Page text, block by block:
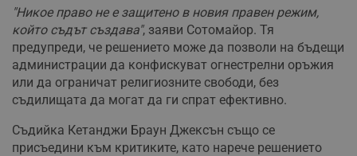
"Никое право не е защитено в новия правен режим,
който съдът създава", заяви Сотомайор. Тя
предупреди, че решението може да позволи на бъдещи
администрации да конфискуват огнестрелни оръжия
или да ограничат религиозните свободи, без
съдилищата да могат да ги спрат ефективно.
Съдийка Кетанджи Браун Джексън също се
присъедини към критиките, като нарече решението